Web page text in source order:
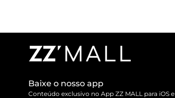
Baixe o nosso app
Conteúdo exclusivo no App ZZ MALL para iOS e